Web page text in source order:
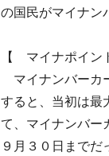
の国民がマイナン
【 マイナポイン
マイナンバーカ
すると、当初は最
て、マイナンバー
９月３０日までだ